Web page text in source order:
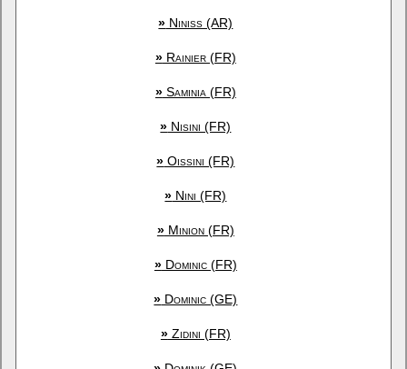
» Niniss (AR)
»Rainier (FR)
»Saminia (FR)
» Nisini (FR)
» Oissini (FR)
» Nini (FR)
»Minion (FR)
»Dominic (FR)
» Dominic (GE)
»Zidini (FR)